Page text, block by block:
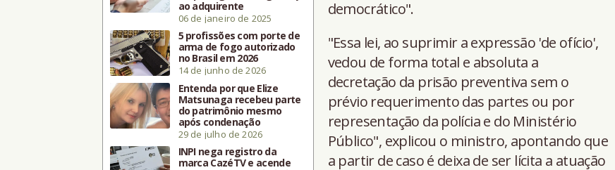
ao adquirente
06 de janeiro de 2025
5 profissões com porte de
arma de fogo autorizado
no Brasil em 2026
14 de junho de 2026
Entenda por que Elize
Matsunaga recebeu parte
do patrimônio mesmo
após condenação
29 de julho de 2026
INPI nega registro da
marca CazéTV e acende
democrático".
"Essa lei, ao suprimir a expressão 'de ofício',
vedou de forma total e absoluta a
decretação da prisão preventiva sem o
prévio requerimento das partes ou por
representação da polícia e do Ministério
Público", explicou o ministro, apontando que
a partir de caso é deixa de ser lícita a atuação